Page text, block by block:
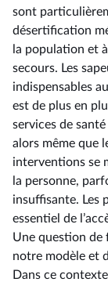
sont
désertification
la population et
secours. Les
indispensables
est de plus en
services de
alors même que
interventions se
la personne,
insuffisante. Les
essentiel de
Une question de
notre modèle et
Dans ce